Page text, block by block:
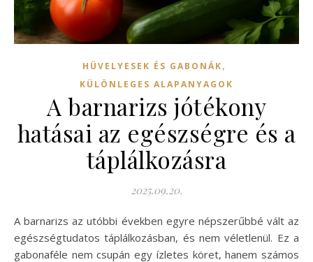
HÜVELYESEK ÉS GABONÁK,
KÜLÖNLEGES ALAPANYAGOK
A barnarizs jótékony
hatásai az egészségre és a
táplálkozásra
2025.09.20.
A barnarizs az utóbbi években egyre népszerűbbé vált az
egészségtudatos táplálkozásban, és nem véletlenül. Ez a
gabonaféle nem csupán egy ízletes köret, hanem számos